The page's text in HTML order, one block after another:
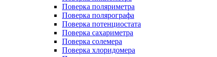
Поверка поляриметра
Поверка полярографа
Поверка потенциостата
Поверка сахариметра
Поверка солемера
Поверка хлоридомера